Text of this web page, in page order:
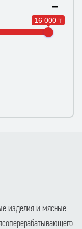
16 000 ₸
изделия и мясные